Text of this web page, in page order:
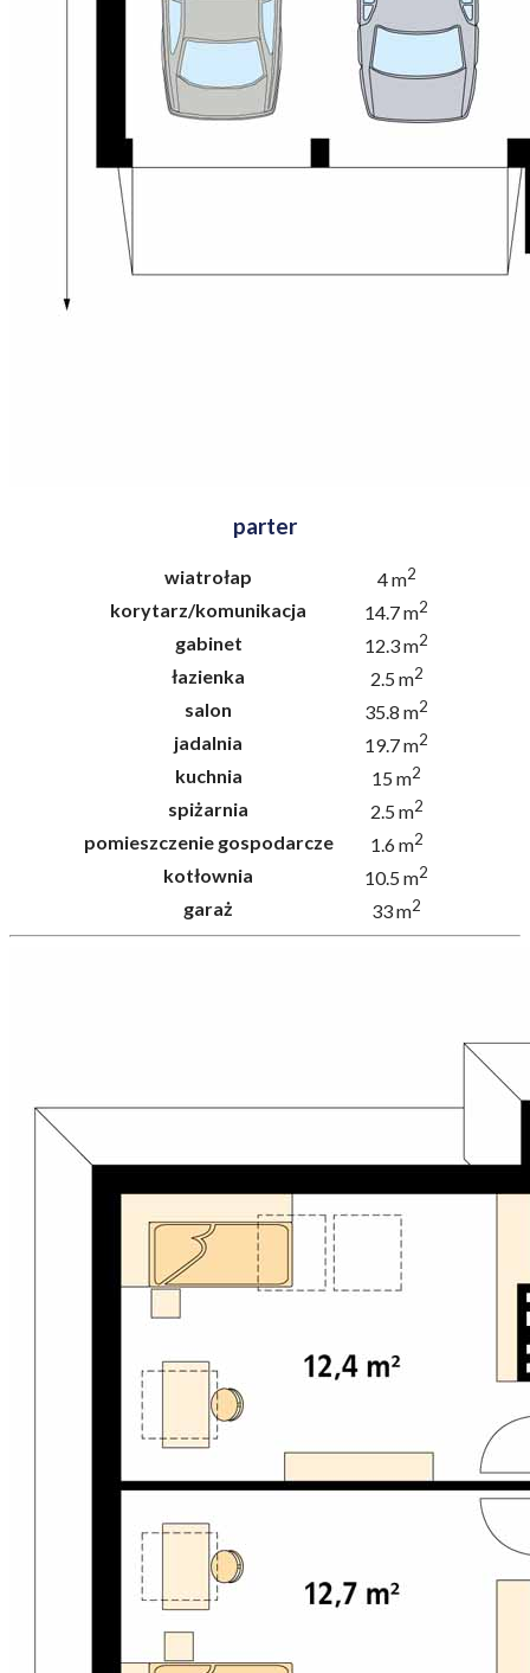
parter
wiatrołap 4 m2
korytarz/komunikacja 14.7 m2
gabinet 12.3 m2
łazienka 2.5 m2
salon 35.8 m2
jadalnia 19.7 m2
kuchnia 15 m2
spiżarnia 2.5 m2
pomieszczenie gospodarcze 1.6 m2
kotłownia 10.5 m2
garaż 33 m2